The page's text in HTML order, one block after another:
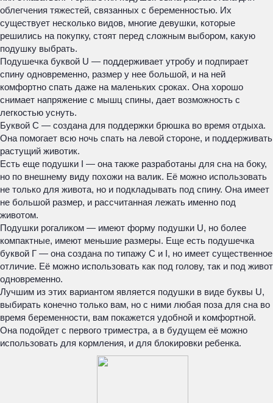
облегчения тяжестей, связанных с беременностью. Их
существует несколько видов, многие девушки, которые
решились на покупку, стоят перед сложным выбором, какую
подушку выбрать.
Подушечка буквой U — поддерживает утробу и подпирает
спину одновременно, размер у нее большой, и на ней
комфортно спать даже на маленьких сроках. Она хорошо
снимает напряжение с мышц спины, дает возможность с
легкостью уснуть.
Буквой С — создана для поддержки брюшка во время отдыха.
Она помогает всю ночь спать на левой стороне, и поддерживать
растущий животик.
Есть еще подушки I — она также разработаны для сна на боку,
но по внешнему виду похожи на валик. Её можно использовать
не только для живота, но и подкладывать под спину. Она имеет
не большой размер, и рассчитанная лежать именно под
животом.
Подушки рогаликом — имеют форму подушки U, но более
компактные, имеют меньшие размеры. Еще есть подушечка
буквой Г — она создана по типажу С и I, но имеет существенное
отличие. Её можно использовать как под голову, так и под живот
одновременно.
Лучшим из этих вариантом является подушки в виде буквы U,
выбирать конечно только вам, но с ними любая поза для сна во
время беременности, вам покажется удобной и комфортной.
Она подойдет с первого триместра, а в будущем её можно
использовать для кормления, и для блокировки ребенка.